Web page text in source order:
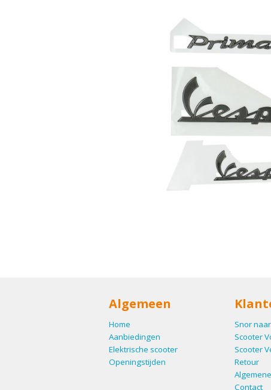
Algemeen
Home
Aanbiedingen
Elektrische scooter
Openingstijden
Snor
Scooter
Scooter
Retour
Contact